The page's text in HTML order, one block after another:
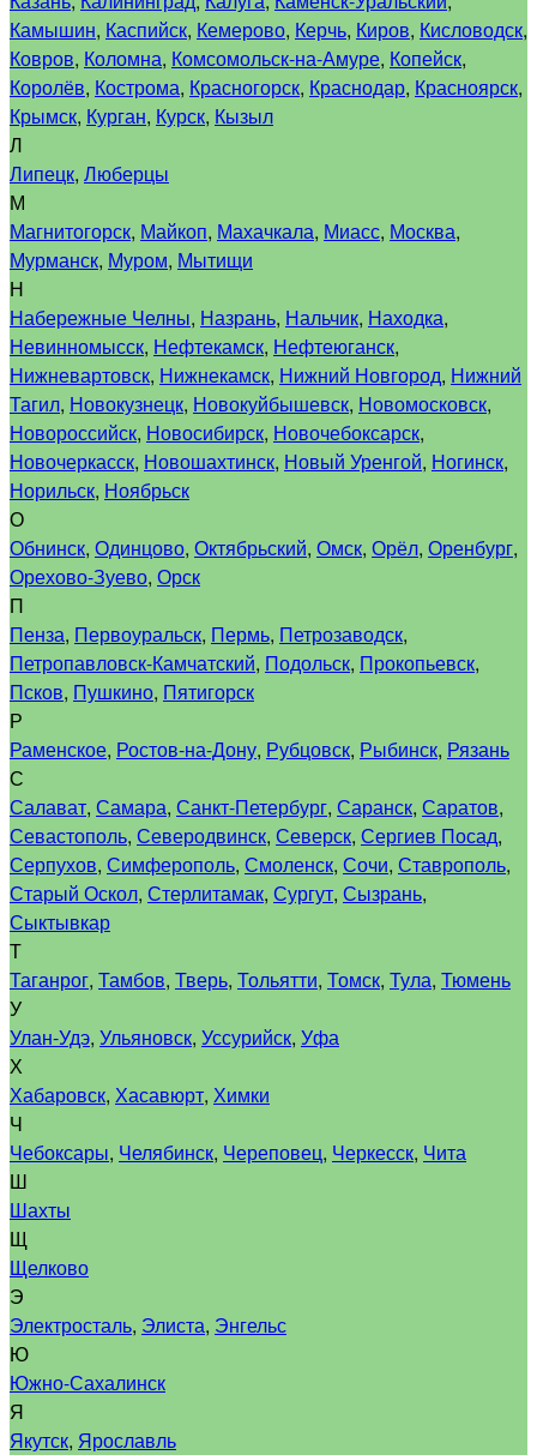
Камышин, Каспийск, Кемерово, Керчь, Киров, Кисловодск,
Ковров, Коломна, Комсомольск-на-Амуре, Копейск,
Королёв, Кострома, Красногорск, Краснодар, Красноярск,
Крымск, Курган, Курск, Кызыл
Л
Липецк, Люберцы
М
Магнитогорск, Майкоп, Махачкала, Миасс, Москва,
Мурманск, Муром, Мытищи
Н
Набережные Челны, Назрань, Нальчик, Находка,
Невинномысск, Нефтекамск, Нефтеюганск,
Нижневартовск, Нижнекамск, Нижний Новгород, Нижний
Тагил, Новокузнецк, Новокуйбышевск, Новомосковск,
Новороссийск, Новосибирск, Новочебоксарск,
Новочеркасск, Новошахтинск, Новый Уренгой, Ногинск,
Норильск, Ноябрьск
О
Обнинск, Одинцово, Октябрьский, Омск, Орёл, Оренбург,
Орехово-Зуево, Орск
П
Пенза, Первоуральск, Пермь, Петрозаводск,
Петропавловск-Камчатский, Подольск, Прокопьевск,
Псков, Пушкино, Пятигорск
Р
Раменское, Ростов-на-Дону, Рубцовск, Рыбинск, Рязань
С
Салават, Самара, Санкт-Петербург, Саранск, Саратов,
Севастополь, Северодвинск, Северск, Сергиев Посад,
Серпухов, Симферополь, Смоленск, Сочи, Ставрополь,
Старый Оскол, Стерлитамак, Сургут, Сызрань,
Сыктывкар
Т
Таганрог, Тамбов, Тверь, Тольятти, Томск, Тула, Тюмень
У
Улан-Удэ, Ульяновск, Уссурийск, Уфа
Х
Хабаровск, Хасавюрт, Химки
Ч
Чебоксары, Челябинск, Череповец, Черкесск, Чита
Ш
Шахты
Щ
Щелково
Э
Электросталь, Элиста, Энгельс
Ю
Южно-Сахалинск
Я
Якутск, Ярославль